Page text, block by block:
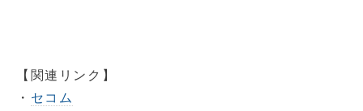
【関連リンク】
・ セコム